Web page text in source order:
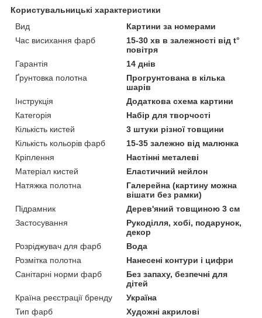
Користувальницькі характеристики
Вид
Картини за номерами
Час висихання фарб
15-30 хв в залежності від t°
повітря
Гарантія
14 днів
Ґрунтовка полотна
Прогрунтована в кілька
шарів
Інструкція
Додаткова схема картини
Категорія
Набір для творчості
Кількість кистей
3 штуки різної товщини
Кількість кольорів фарб
15-35 залежно від малюнка
Кріплення
Настінні металеві
Матеріал кистей
Еластичний нейлон
Натяжка полотна
Галерейна (картину можна
вішати без рамки)
Підрамник
Дерев'яний товщиною 3 см
Застосування
Рукоділля, хобі, подарунок,
декор
Розріджувач для фарб
Вода
Розмітка полотна
Нанесені контури і цифри
Санітарні норми фарб
Без запаху, безпечні для
дітей
Країна реєстрації бренду
Україна
Тип фарб
Художні акрилові